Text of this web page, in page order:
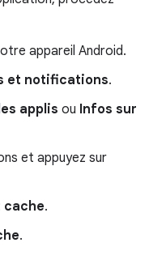
appareil Android.
et notifications.
applis ou Infos sur
et appuyez sur
cache.
.